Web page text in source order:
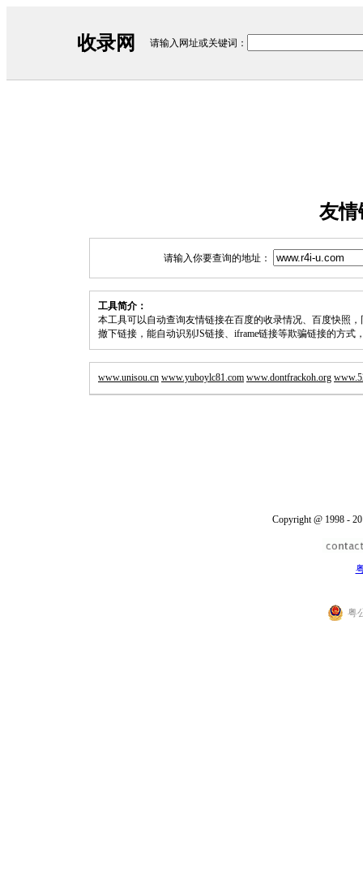
收录网 请输入网址或关键词：
友情
请输入你要查询的地址：
工具简介：
本工具可以自动查询友情链接在百度的收录情况、百度快照
撤下链接，能自动识别JS链接、iframe链接等欺骗链接的方式
www.unisou.cn www.yuboylc81.com www.dontfrackoh.org
Copyright @ 1998 -
粤